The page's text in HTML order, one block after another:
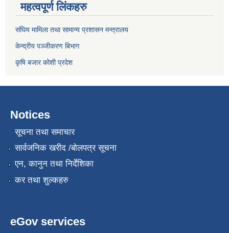
महत्वपूर्ण लिंकहरु
संघिय मामिला तथा सामान्य प्रशासन मन्त्रालय
केन्द्रीय पञ्जीकरण बिभाग
कृषि बजार कोशी प्रदेश
Notices
सूचना तथा समाचार
सार्वजनिक खरीद /बोलपत्र सूचना
एन, कानुन तथा निर्देशिका
कर तथा शुल्कहरु
eGov services